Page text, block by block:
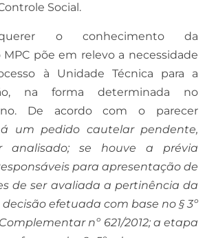
Social.
o conhecimento da
MPC põe em relevo a necessidade
à Unidade Técnica para a
na forma determinada no
De acordo com o parecer
um pedido cautelar pendente,
analisado; se houve a prévia
para apresentação de
de ser avaliada a pertinência da
efetuada com base no § 3º
nº 621/2012; a etapa